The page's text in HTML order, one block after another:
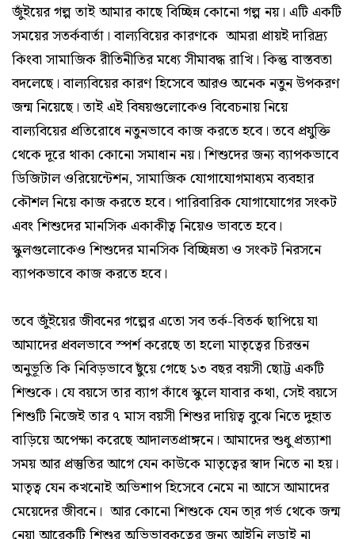
জুঁইয়ের গল্প তাই আমার কাছে বিচ্ছিন্ন কোনো গল্প নয়। এটি একটি
সময়ের সতর্কবার্তা। বাল্যবিয়ের কারণকে আমরা প্রায়ই দারিদ্র্য
কিংবা সামাজিক রীতিনীতির মধ্যে সীমাবদ্ধ রাখি। কিন্তু বাস্তবতা
বদলেছে। বাল্যবিয়ের কারণ হিসেবে আরও অনেক নতুন উপকরণ
জন্ম নিয়েছে। তাই এই বিষয়গুলোকেও বিবেচনায় নিয়ে
বাল্যবিয়ের প্রতিরোধে নতুনভাবে কাজ করতে হবে। তবে প্রযুক্তি
থেকে দূরে থাকা কোনো সমাধান নয়। শিশুদের জন্য ব্যাপকভাবে
ডিজিটাল ওরিয়েন্টেশন, সামাজিক যোগাযোগমাধ্যম ব্যবহার
কৌশল নিয়ে কাজ করতে হবে। পারিবারিক যোগাযোগের সংকট
এবং শিশুদের মানসিক একাকীত্ব নিয়েও ভাবতে হবে।
স্কুলগুলোকেও শিশুদের মানসিক বিচ্ছিন্নতা ও সংকট নিরসনে
ব্যাপকভাবে কাজ করতে হবে।
তবে জুঁইয়ের জীবনের গল্পের এতো সব তর্ক-বিতর্ক ছাপিয়ে যা
আমাদের প্রবলভাবে স্পর্শ করেছে তা হলো মাতৃত্বের চিরন্তন
অনুভূতি কি নিবিড়ভাবে ছুঁয়ে গেছে ১৩ বছর বয়সী ছোট্ট একটি
শিশুকে। যে বয়সে তার ব্যাগ কাঁধে স্কুলে যাবার কথা, সেই বয়সে
শিশুটি নিজেই তার ৭ মাস বয়সী শিশুর দায়িত্ব বুঝে নিতে দুহাত
বাড়িয়ে অপেক্ষা করেছে আদালতপ্রাঙ্গনে। আমাদের শুধু প্রত্যাশা
সময় আর প্রস্তুতির আগে যেন কাউকে মাতৃত্বের স্বাদ নিতে না হয়।
মাতৃত্ব যেন কখনোই অভিশাপ হিসেবে নেমে না আসে আমাদের
মেয়েদের জীবনে। আর কোনো শিশুকে যেন তা্র গর্ভ থেকে জন্ম